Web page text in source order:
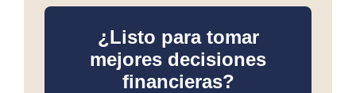
¿Listo para tomar
mejores decisiones
financieras?